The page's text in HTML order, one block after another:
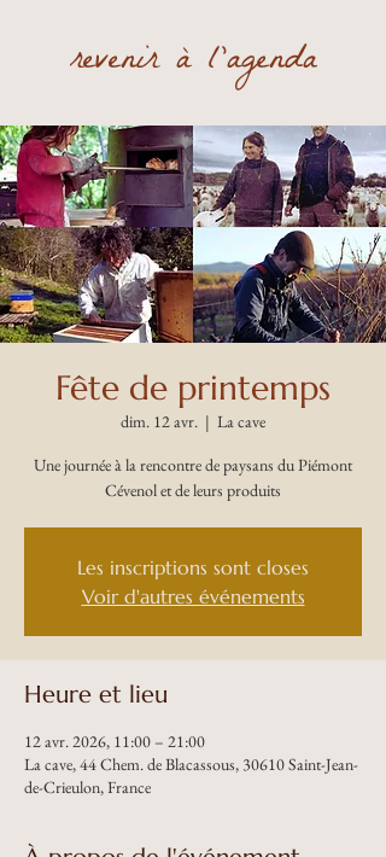
revenir à l'agenda
Fête de printemps
dim. 12 avr.
  |
La cave
Une journée à la rencontre de paysans du Piémont
Cévenol et de leurs produits
Les inscriptions sont closes
Voir d'autres événements
Heure et lieu
12 avr. 2026, 11:00 – 21:00
La cave, 44 Chem. de Blacassous, 30610 Saint-Jean-
de-Crieulon, France